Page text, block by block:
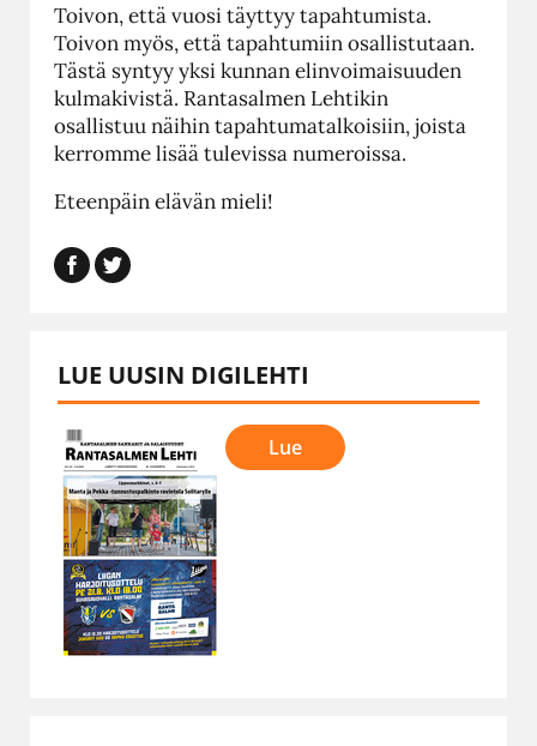
Toivon, että vuosi täyttyy tapahtumista.
Toivon myös, että tapahtumiin osallistutaan.
Tästä syntyy yksi kunnan elinvoimaisuuden
kulmakivistä. Rantasalmen Lehtikin
osallistuu näihin tapahtumatalkoisiin, joista
kerromme lisää tulevissa numeroissa.
Eteenpäin elävän mieli!
LUE UUSIN DIGILEHTI
Lue